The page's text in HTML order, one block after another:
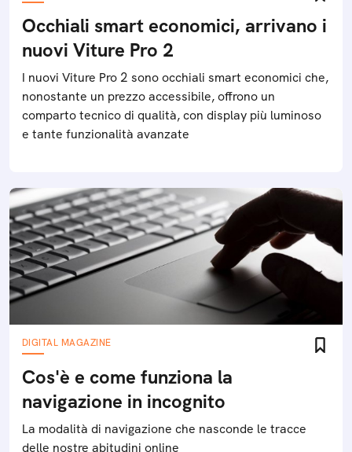
Occhiali smart economici, arrivano i
nuovi Viture Pro 2
I nuovi Viture Pro 2 sono occhiali smart economici che,
nonostante un prezzo accessibile, offrono un
comparto tecnico di qualità, con display più luminoso
e tante funzionalità avanzate
DIGITAL MAGAZINE
Cos'è e come funziona la
navigazione in incognito
La modalità di navigazione che nasconde le tracce
delle nostre abitudini online